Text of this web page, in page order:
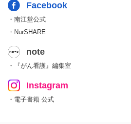
Facebook
・南江堂公式
・NurSHARE
note
・『がん看護』編集室
Instagram
・電子書籍 公式